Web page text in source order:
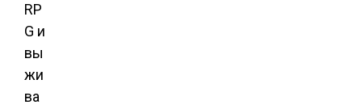
RP
G и
вы
жи
ва